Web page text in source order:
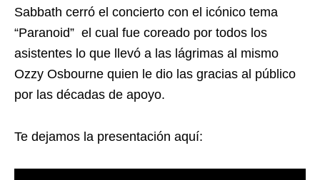
Sabbath cerró el concierto con el icónico tema
“Paranoid” el cual fue coreado por todos los
asistentes lo que llevó a las lágrimas al mismo
Ozzy Osbourne quien le dio las gracias al público
por las décadas de apoyo.
Te dejamos la presentación aquí: